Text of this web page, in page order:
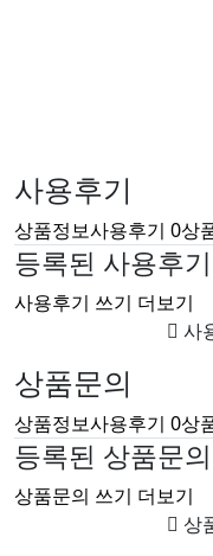
사용후기
상품정보사용후기 0상
등록된 사용후기
사용후기 쓰기 더보기
사
상품문의
상품정보사용후기 0상
등록된 상품문의
상품문의 쓰기 더보기
상